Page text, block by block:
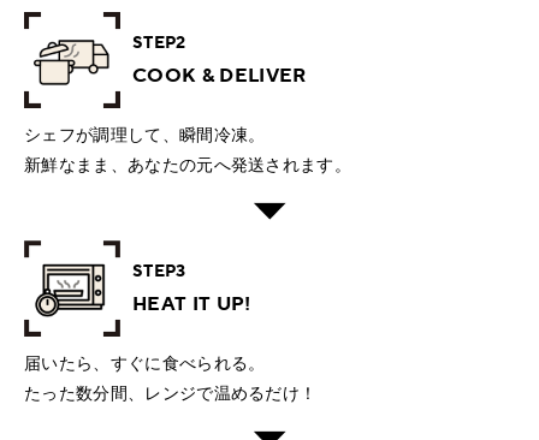
STEP2
COOK & DELIVER
シェフが調理して、瞬間冷凍。
新鮮なまま、あなたの元へ発送されます。
STEP3
HEAT IT UP!
届いたら、すぐに食べられる。
たった数分間、レンジで温めるだけ！